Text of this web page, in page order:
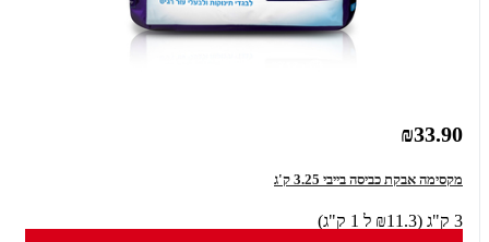
₪33.90
מקסימה אבקת כביסה בייבי 3.25 ק'ג
3 ק"ג (₪11.3 ל 1 ק"ג)